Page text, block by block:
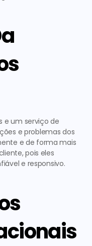
e um serviço de
e problemas dos
e de forma mais
pois eles
e responsivo.